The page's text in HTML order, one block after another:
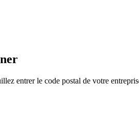
entrer le code postal de votre